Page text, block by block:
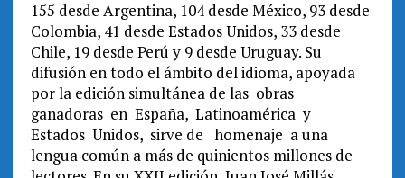
155 desde Argentina, 104 desde México, 93 desde
Colombia, 41 desde Estados Unidos, 33 desde
Chile, 19 desde Perú y 9 desde Uruguay. Su
difusión en todo el ámbito del idioma, apoyada
por la edición simultánea de las obras
ganadoras en España, Latinoamérica y
Estados Unidos, sirve de homenaje a una
lengua común a más de quinientos millones de